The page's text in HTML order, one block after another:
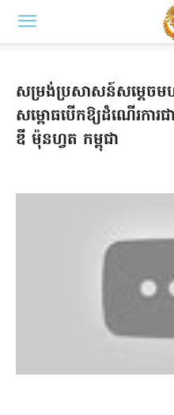
សម្រង់ប្រសាសន៍សម្តេច​
សម្ពោធបើកឱ្យដំណើរការ
ឌី ម៉ុនហ្វត កម្ពុជា